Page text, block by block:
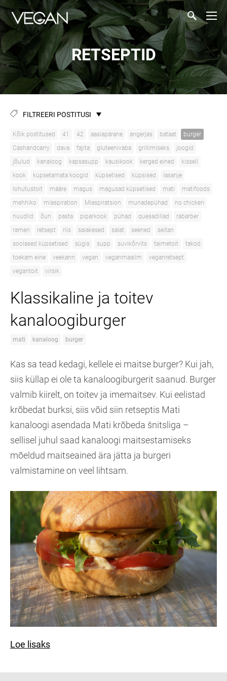
RETSEPTID
FILTREERI POSTITUSI
Kõik postitused 41 42 aasiapärane angerjas bataat
burger
Cashandcarry
dava fajita gluteenivaba grillimiseks
joogid
jõulud
kanaloog kapsasupp kausikook kerged eined
kissell
kook
küpsetamata koogid küpsetised küpsised
lasanje
lohutustoit
määre magus magusad küpsetised mati
matifoods
mehhiko
miaspiration Miaspiratsion munadepühad
no chicken
nuudlid
õun pasta piparkook pühad quesadillad
rabarber
ramen
retsept riis saiakesed salat seened
seitan
soolased küpsetised
sügis supp suvikõrvits taimetoit
takod
toekam eine
veekann vegan veganmaailm
veganretsept
vegantoit
virsik
Klassikaline ja toitev
kanaloogiburger
mati kanaloog burger
Kas sa tead kedagi, kellele ei maitse burger? Kui jah,
siis küllap ei ole ta kanaloogiburgerit saanud. Burger
valmib kiirelt, on toitev ja imemaitsev. Kui eelistad
krõbedat burksi, siis võid siin retseptis Mati
kanaloogi asendada Mati krõbeda šnitsliga –
sellisel juhul saad kanaloogi maitsestamiseks
mõeldud maitseained ära jätta ja burgeri
valmistamine on veel lihtsam.
Loe lisaks